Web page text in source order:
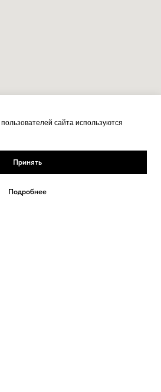
сайта используются
Принять
Подробнее